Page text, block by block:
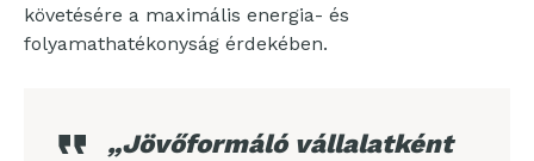
követésére a maximális energia- és
folyamathatékonyság érdekében.
„Jövőformáló vállalatként